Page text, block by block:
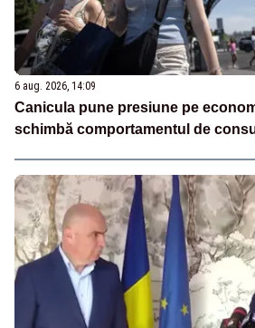
6 aug. 2026, 14:09
Canicula pune presiune pe
schimbă comportamentul de